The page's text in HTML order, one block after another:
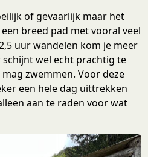
of gevaarlijk maar het
breed pad met vooral veel
uur wandelen kom je meer
wel echt prachtig te
zwemmen. Voor deze
een hele dag uittrekken
aan te raden voor wat